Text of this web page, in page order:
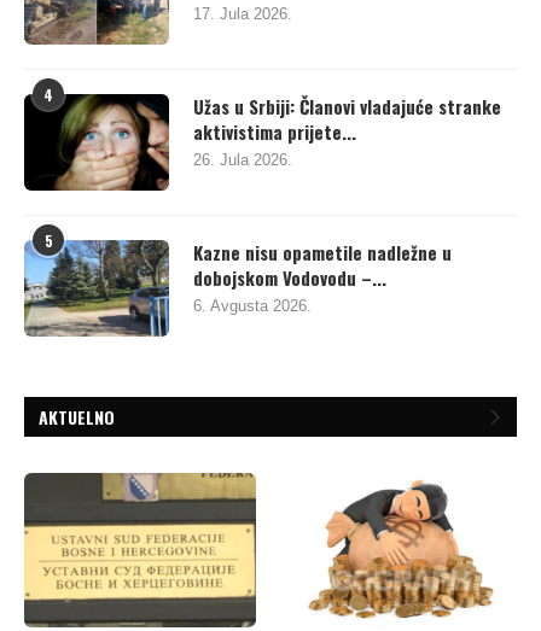
17. Jula 2026.
4
Užas u Srbiji: Članovi vladajuće stranke
aktivistima prijete...
26. Jula 2026.
5
Kazne nisu opametile nadležne u
dobojskom Vodovodu –...
6. Avgusta 2026.
AKTUELNO